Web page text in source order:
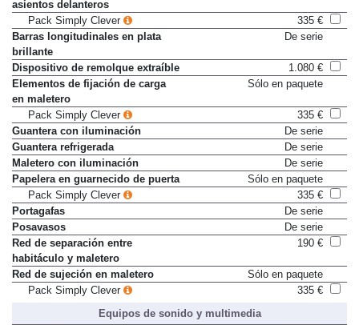
asientos delanteros
Pack Simply Clever
335 €
Barras longitudinales en plata
brillante
De serie
Dispositivo de remolque extraíble
1.080 €
Elementos de fijación de carga
en maletero
Sólo en paquete
Pack Simply Clever
335 €
Guantera con iluminación
De serie
Guantera refrigerada
De serie
Maletero con iluminación
De serie
Papelera en guarnecido de puerta
Sólo en paquete
Pack Simply Clever
335 €
Portagafas
De serie
Posavasos
De serie
Red de separación entre
habitáculo y maletero
190 €
Red de sujeción en maletero
Sólo en paquete
Pack Simply Clever
335 €
Equipos de sonido y multimedia